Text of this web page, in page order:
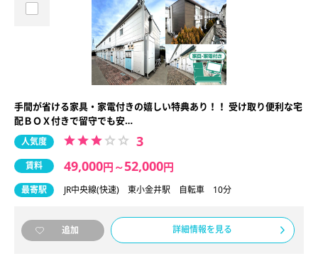
手間が省ける家具・家電付きの嬉しい特典あり！！ 受け取り便利な宅
配ＢＯＸ付きで留守でも安…
人気度 3
賃料 49,000円 ～52,000円
最寄駅 JR中央線(快速) 東小金井駅 自転車 10分
追加 詳細情報を見る